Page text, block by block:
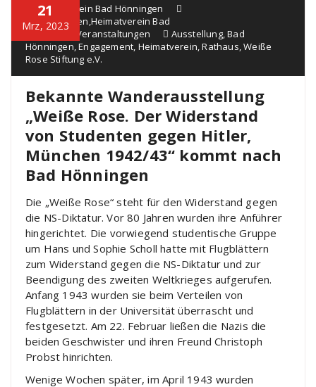
21
Mrz, 2023
Heimatverein Bad Hönningen
Ausstellungen,Heimatverein Bad
Hönningen
Veranstaltungen Ausstellung,Bad
Hönningen,Engagement, Heimatverein,Rathaus,Weiße
Rose Stiftung e.V.
Bekannte Wanderausstellung
„Weiße Rose. Der Widerstand
von Studenten gegen Hitler,
München 1942/43“ kommt nach
Bad Hönningen
Die „Weiße Rose“ steht für den Widerstand gegen
die NS-Diktatur. Vor 80 Jahren wurden ihre Anführer
hingerichtet. Die vorwiegend studentische Gruppe
um Hans und Sophie Scholl hatte mit Flugblättern
zum Widerstand gegen die NS-Diktatur und zur
Beendigung des zweiten Weltkrieges aufgerufen.
Anfang 1943 wurden sie beim Verteilen von
Flugblättern in der Universität überrascht und
festgesetzt. Am 22. Februar ließen die Nazis die
beiden Geschwister und ihren Freund Christoph
Probst hinrichten.
Wenige Wochen später, im April 1943 wurden